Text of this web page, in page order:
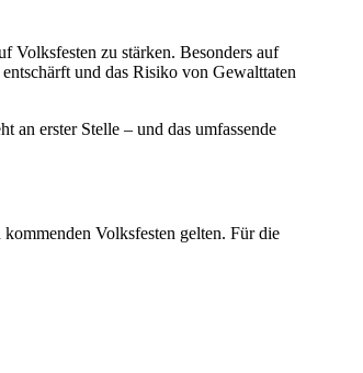
Volksfesten zu stärken. Besonders auf
und das Risiko von Gewalttaten
an erster Stelle – und das umfassende
Volksfesten gelten. Für die